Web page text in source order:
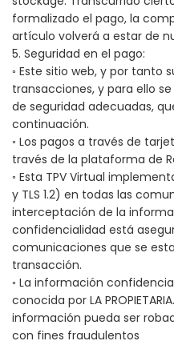
formalizado el pago, la
artículo volverá a estar de
5. Seguridad en el pago:
◦ Este sitio web, y por tanto
transacciones, y para ello
de seguridad adecuadas,
continuación.
◦ Los pagos a través de
través de la plataforma de
◦ Esta TPV Virtual
y TLS 1.2) en todas las
interceptación de la
confidencialidad está
comunicaciones que se
transacción.
◦ La información
conocida por LA
información pueda ser
con fines fraudulentos